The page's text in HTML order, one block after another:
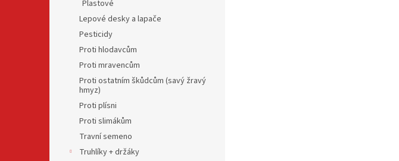
Plastové
Lepové desky a lapače
Pesticidy
Proti hlodavcům
Proti mravencům
Proti ostatním škůdcům (savý žravý
hmyz)
Proti plísni
Proti slimákům
Travní semeno
Truhlíky + držáky